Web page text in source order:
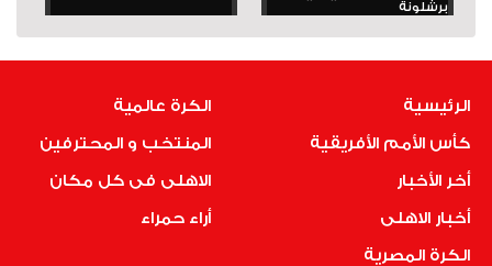
برشلونة
الرئيسية
كأس الأمم الأفريقية
أخر الأخبار
أخبار الاهلى
الكرة المصرية
الكرة عالمية
المنتخب و المحترفين
الاهلى فى كل مكان
أراء حمراء